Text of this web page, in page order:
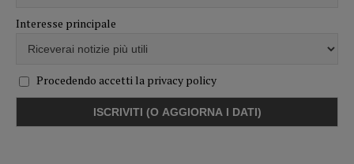
Interesse principale
Procedendo accetti la privacy policy